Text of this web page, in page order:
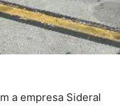
a empresa Sideral